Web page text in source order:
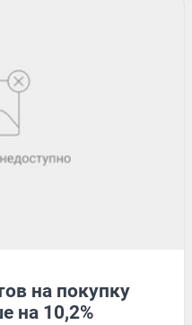
на покупку
на 10,2%